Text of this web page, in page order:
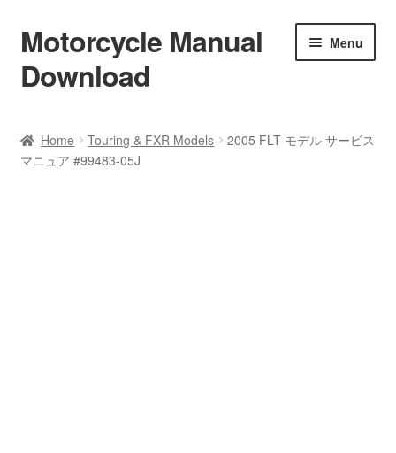
Skip
to
navigation
Skip
to
content
Motorcycle Manual
Download
Menu
Shop
Home Touring & FXR Models
2005 FLT モデル サービス
マニュア #99483-05J